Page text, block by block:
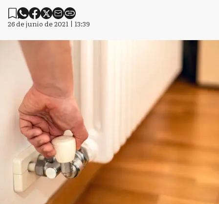
26 de junio de 2021 | 13:39